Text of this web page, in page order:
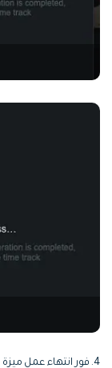
4. فور انتهاء عمل ميزة